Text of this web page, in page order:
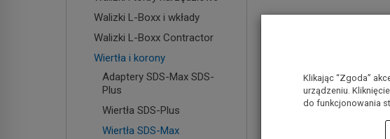
Walizki L-Boxx i wkłady
Walizki L-Boxx Contractor
Wiertła i korony
Adaptery SDS-Max SDS-
Plus
Wiertła SDS-Plus
Wiertła SDS-Max
Klikając “Zgoda”
urządzeniu.
do funkcjonowania